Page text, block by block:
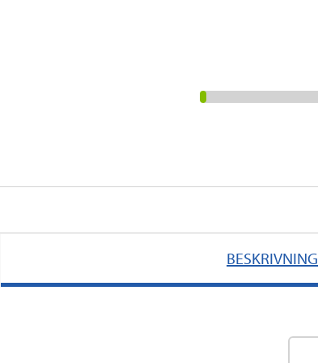
BESKRIVNING